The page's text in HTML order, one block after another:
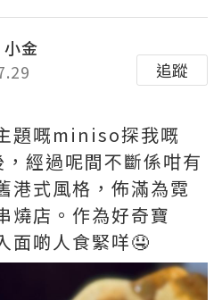
金
追蹤
題嘅miniso探我嘅
經過呢間不斷係咁有
港式風格，佈滿為霓
燒店。作為好奇寶
面啲人食緊咩🤤